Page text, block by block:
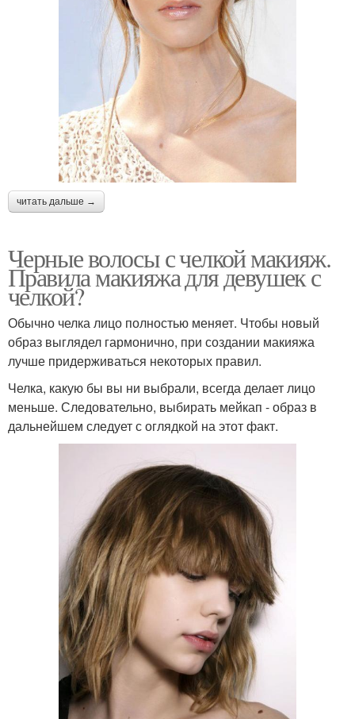
читать дальше →
Черные волосы с челкой макияж.
Правила макияжа для девушек с
челкой?
Обычно челка лицо полностью меняет. Чтобы новый
образ выглядел гармонично, при создании макияжа
лучше придерживаться некоторых правил.
Челка, какую бы вы ни выбрали, всегда делает лицо
меньше. Следовательно, выбирать мейкап - образ в
дальнейшем следует с оглядкой на этот факт.